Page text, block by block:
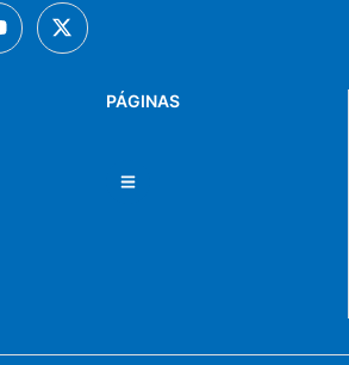
PÁGINAS